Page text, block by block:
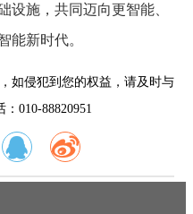
设施，共同迈向更智能、
能新时代。
如侵犯到您的权益，请及时与
010-88820951